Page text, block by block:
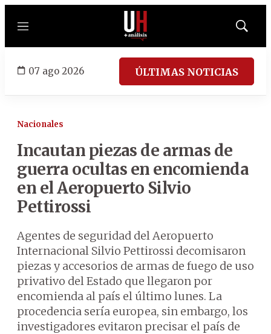
Menú
Mostrar
07 ago 2026 ÚLTIMAS NOTICIAS
Nacionales
Incautan piezas de armas de
guerra ocultas en encomienda
en el Aeropuerto Silvio
Pettirossi
Agentes de seguridad del Aeropuerto
Internacional Silvio Pettirossi decomisaron
piezas y accesorios de armas de fuego de uso
privativo del Estado que llegaron por
encomienda al país el último lunes. La
procedencia sería europea, sin embargo, los
investigadores evitaron precisar el país de